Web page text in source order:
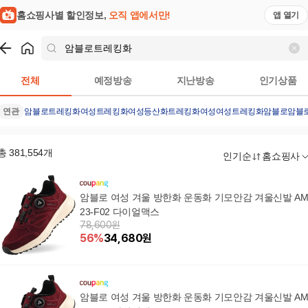
홈쇼핑사별 할인정보, 오직 앱에서만! 앱 열기
전체 예정방송 지난방송 인기상품
연관 암블로트레킹화여성트레킹화여성등산화트레킹화여성여성트레킹화암블로암블
381,554개 인기순 홈쇼핑사
암블로 여성 겨울 방한화 운동화 기모안감 겨울신발 AM
23-F02 다이얼맥스
78,600원
56%34,680원
암블로 여성 겨울 방한화 운동화 기모안감 겨울신발 AM